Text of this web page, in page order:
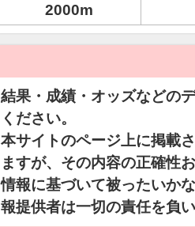
2000m
結果・成績・オッズなどの
ください。
本サイトのページ上に掲載
ますが、その内容の正確性
情報に基づいて被ったいか
報提供者は一切の責任を負い